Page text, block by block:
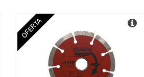
OFERTA